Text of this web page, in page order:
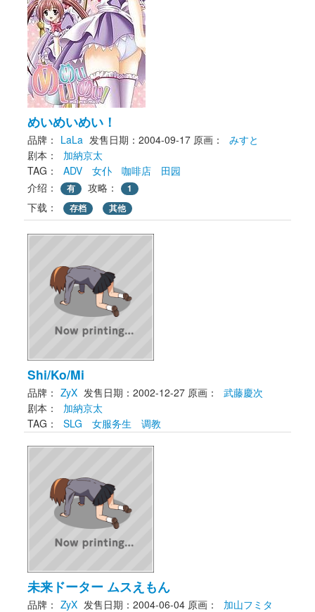
めいめいめい！
品牌： LaLa 发售日期：2004-09-17 原画：
みすと
剧本：
加納京太
TAG：
ADV 女仆 咖啡店
田园
介绍：
有 攻略： 1
下载： 存档 其他
Shi/Ko/Mi
品牌： ZyX 发售日期：2002-12-27 原画：
武藤慶次
剧本：
加納京太
TAG：
SLG 女服务生 调教
未来ドーター ムスえもん
品牌： ZyX 发售日期：2004-06-04 原画：
加山フミタ